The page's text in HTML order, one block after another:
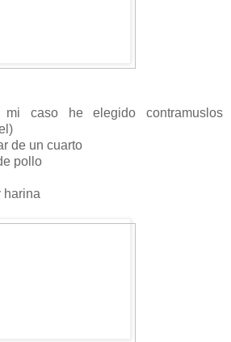
caso he elegido contramuslos
de un cuarto
pollo
harina